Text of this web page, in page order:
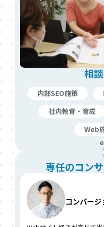
相
内部SEO施策
社内教育・育成
Web
専任のコン
コンバージ